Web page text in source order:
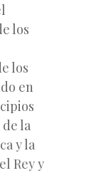
los
los
en
la
y la
Rey y